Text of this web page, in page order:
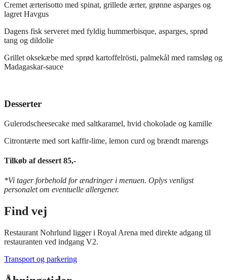
Cremet ærterisotto med spinat, grillede ærter, grønne asparges og
lagret Havgus
Dagens fisk serveret med fyldig hummerbisque, asparges, sprød
tang og dildolie
Grillet oksekæbe med sprød kartoffelrösti, palmekål med ramsløg og
Madagaskar-sauce
Desserter
Gulerodscheesecake med saltkaramel, hvid chokolade og kamille
Citrontærte med sort kaffir-lime, lemon curd og brændt marengs
Tilkøb af dessert 85,-
*Vi tager forbehold for ændringer i menuen. Oplys venligst
personalet om eventuelle allergener.
Find vej
Restaurant Nohrlund ligger i Royal Arena med direkte adgang til
restauranten ved indgang V2.
Transport og parkering